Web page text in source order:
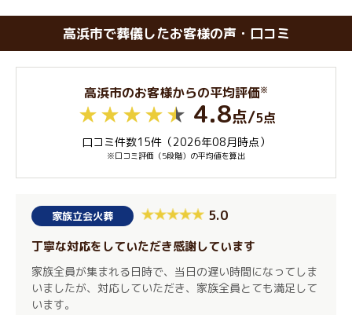
高浜市で葬儀したお客様の声・口コミ
高浜市のお客様からの平均評価※
4.8点/5点
口コミ件数15件（2026年08月時点）
※口コミ評価（5段階）の平均値を算出
家族立会火葬 5.0
丁寧な対応をしていただき感謝しています
家族全員が集まれる日時で、当日の遅い時間になってしま
いましたが、対応していただき、家族全員とても満足して
います。